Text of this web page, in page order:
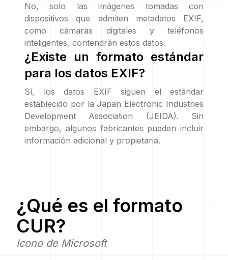
No, solo las imágenes tomadas con
dispositivos que admiten metadatos EXIF,
como cámaras digitales y teléfonos
inteligentes, contendrán estos datos.
¿Existe un formato estándar
para los datos EXIF?
Sí, los datos EXIF siguen el estándar
establecido por la Japan Electronic Industries
Development Association (JEIDA). Sin
embargo, algunos fabricantes pueden incluir
información adicional y propietaria.
¿Qué es el formato
CUR?
Icono de Microsoft